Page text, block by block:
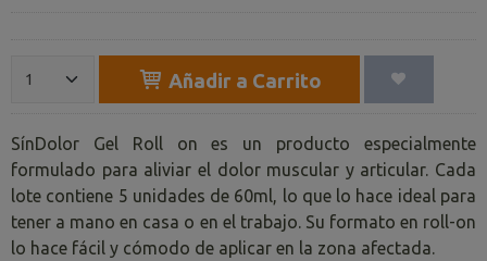
Añadir a Carrito
SínDolor Gel Roll on es un producto especialmente
formulado para aliviar el dolor muscular y articular. Cada
lote contiene 5 unidades de 60ml, lo que lo hace ideal para
tener a mano en casa o en el trabajo. Su formato en roll-on
lo hace fácil y cómodo de aplicar en la zona afectada.